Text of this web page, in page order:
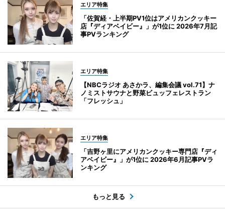
エリア特集
「佐賀経・上半期PV1位はアメリカンクッキー
店『ディアベイビー』」が1位に 2026年7月記
事PVランキング
エリア特集
【NBCラジオ あさかラ、編集会議 vol.71】ナ
ノミストサウナと野菜ビュッフェレストラン
「フレッシュ」
エリア特集
「吉野ヶ里にアメリカンクッキー専門店『ディ
アベイビー』」が1位に 2026年6月記事PVラ
ンキング
もっと見る